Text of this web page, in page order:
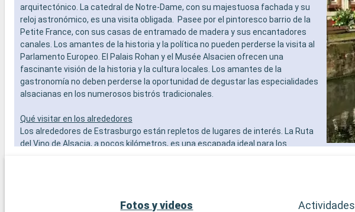
arquitectónico. La catedral de Notre-Dame, con su majestuosa fachada y su
reloj astronómico, es una visita obligada. Pasee por el pintoresco barrio de la
Petite France, con sus casas de entramado de madera y sus encantadores
canales. Los amantes de la historia y la política no pueden perderse la visita al
Parlamento Europeo. El Palais Rohan y el Musée Alsacien ofrecen una
fascinante visión de la historia y la cultura locales. Los amantes de la
gastronomía no deben perderse la oportunidad de degustar las especialidades
alsacianas en los numerosos bistrós tradicionales.
Qué visitar en los alrededores
Los alrededores de Estrasburgo están repletos de lugares de interés. La Ruta
del Vino de Alsacia, a pocos kilómetros, es una escapada ideal para los
fácilmente accesible y ofrece experiencias balnearias de renombre mundial.
Fotos y videos Actividades